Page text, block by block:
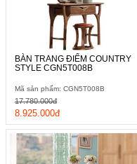
BÀN TRANG ĐIỂM COUNTRY
STYLE CGN5T008B
Mã sản phẩm: CGN5T008B
8.925.000đ
17.780.000đ